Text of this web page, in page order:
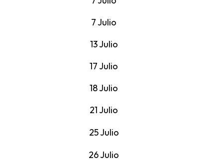
7 Julio
13 Julio
17 Julio
18 Julio
21 Julio
25 Julio
26 Julio